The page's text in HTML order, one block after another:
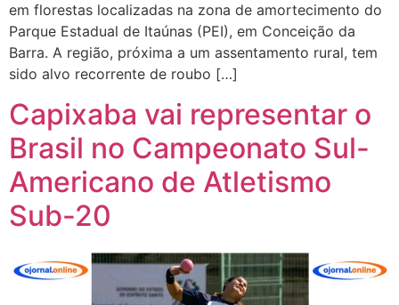
em florestas localizadas na zona de amortecimento do
Parque Estadual de Itaúnas (PEI), em Conceição da
Barra. A região, próxima a um assentamento rural, tem
sido alvo recorrente de roubo […]
Capixaba vai representar o
Brasil no Campeonato Sul-
Americano de Atletismo
Sub-20